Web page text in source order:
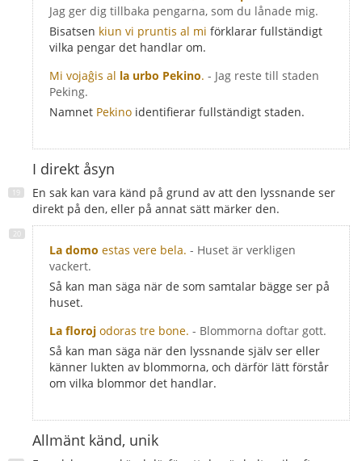
Jag ger dig tillbaka pengarna, som du lånade mig.
Bisatsen kiun vi pruntis al mi förklarar fullständigt
vilka pengar det handlar om.
Mi vojaĝis al la urbo Pekino. - Jag reste till staden
Peking.
Namnet Pekino identifierar fullständigt staden.
I direkt åsyn
En sak kan vara känd på grund av att den lyssnande ser
direkt på den, eller på annat sätt märker den.
La domo estas vere bela. - Huset är verkligen
vackert.
Så kan man säga när de som samtalar bägge ser på
huset.
La floroj odoras tre bone. - Blommorna doftar gott.
Så kan man säga när den lyssnande själv ser eller
känner lukten av blommorna, och därför lätt förstår
om vilka blommor det handlar.
Allmänt känd, unik